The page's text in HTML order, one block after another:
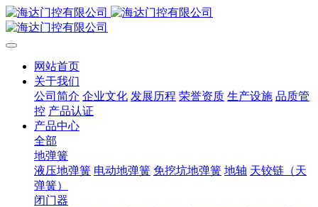
网站首页
关于我们
公司简介 企业文化 发展历程 荣誉资质 生产设施 品质管
控 产品认证
产品中心
全部
地弹簧
液压地弹簧 电动地弹簧 免挖坑地弹簧 地轴 天铰链（天
弹簧）
闭门器